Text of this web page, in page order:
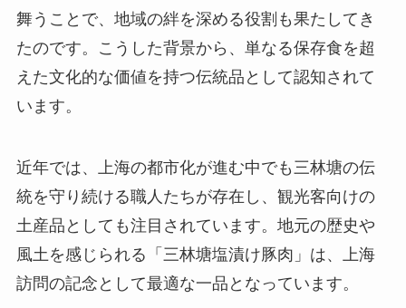
舞うことで、地域の絆を深める役割も果たしてき
たのです。こうした背景から、単なる保存食を超
えた文化的な価値を持つ伝統品として認知されて
います。
近年では、上海の都市化が進む中でも三林塘の伝
統を守り続ける職人たちが存在し、観光客向けの
土産品としても注目されています。地元の歴史や
風土を感じられる「三林塘塩漬け豚肉」は、上海
訪問の記念として最適な一品となっています。